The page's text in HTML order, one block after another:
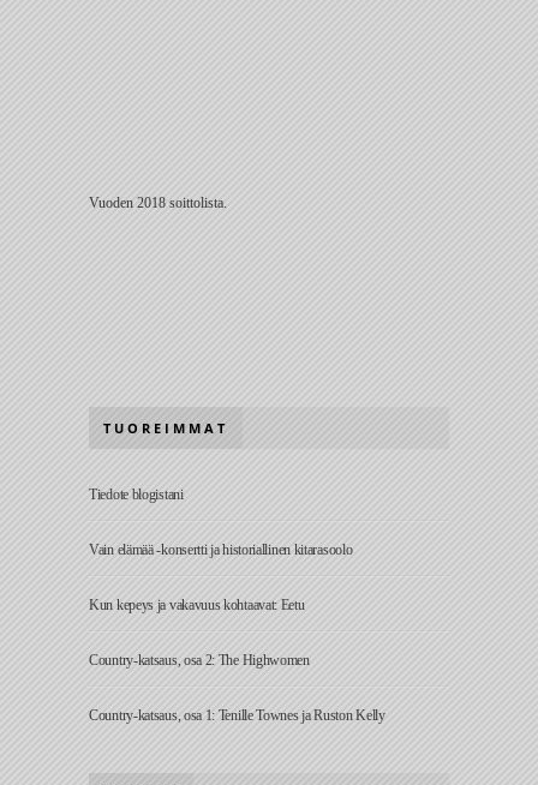
Vuoden 2018 soittolista.
TUOREIMMAT
Tiedote blogistani
Vain elämää -konsertti ja historiallinen kitarasoolo
Kun kepeys ja vakavuus kohtaavat: Eetu
Country-katsaus, osa 2: The Highwomen
Country-katsaus, osa 1: Tenille Townes ja Ruston Kelly